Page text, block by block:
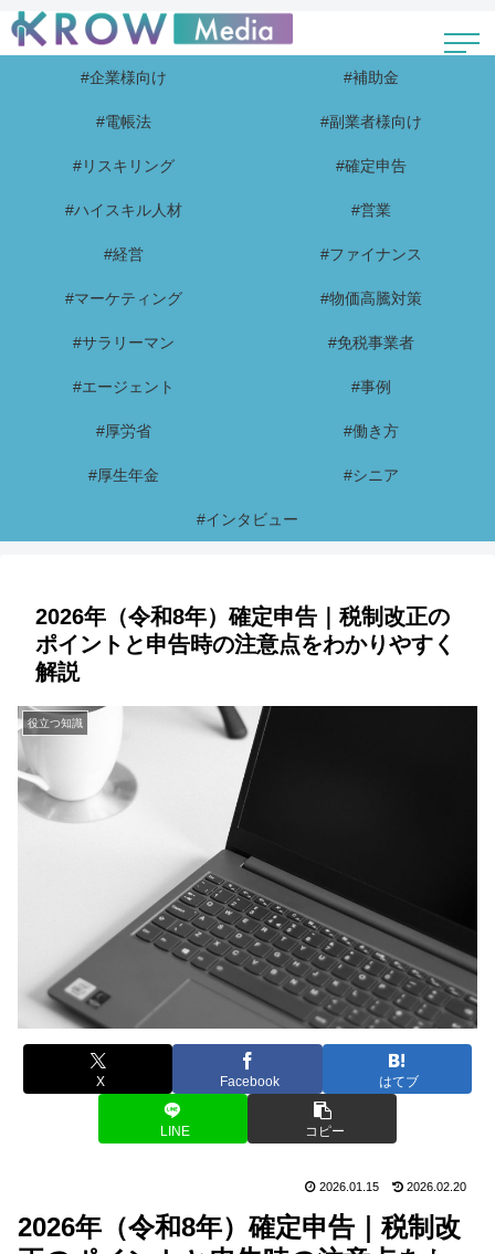
#企業様向け #補助金
#電帳法 #副業者様向け
#リスキリング #確定申告
#ハイスキル人材 #営業
#経営 #ファイナンス
#マーケティング #物価高騰対策
#サラリーマン #免税事業者
#エージェント #事例
#厚労省 #働き方
#厚生年金 #シニア
#インタビュー
2026年（令和8年）確定申告｜税制改正の
ポイントと申告時の注意点をわかりやすく
解説
役立つ知識
X Facebook はてブ
LINE コピー
2026.01.15 2026.02.20
2026年（令和8年）確定申告｜税制改